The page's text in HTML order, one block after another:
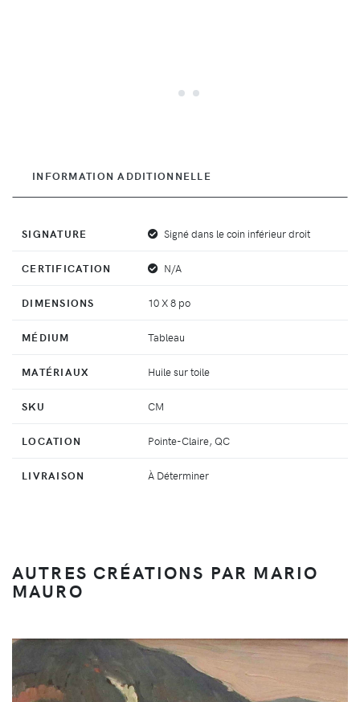
INFORMATION ADDITIONNELLE
SIGNATURE Signé dans le coin inférieur droit
CERTIFICATION N/A
DIMENSIONS 10 X 8 po
MÉDIUM Tableau
MATÉRIAUX Huile sur toile
SKU CM
LOCATION Pointe-Claire, QC
LIVRAISON À Déterminer
AUTRES CRÉATIONS PAR MARIO
MAURO